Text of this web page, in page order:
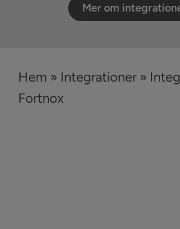
Mer om
Hem » Integrationer»
Fortnox